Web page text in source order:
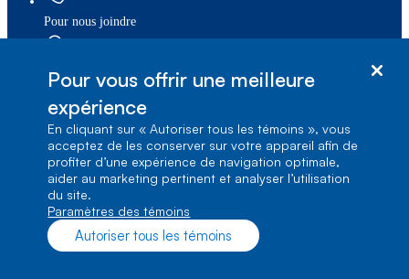
Pour nous joindre
Trouver un magasin
Prendre rendez-vous
Forum communautaire
Commentaires sur le site
Pour vous offrir une meilleure
expérience
En cliquant sur « Autoriser tous les témoins », vous
acceptez de les conserver sur votre appareil afin de
profiter d’une expérience de navigation optimale,
aider au marketing pertinent et analyser l’utilisation
du site.
Paramètres des témoins
Autoriser tous les témoins